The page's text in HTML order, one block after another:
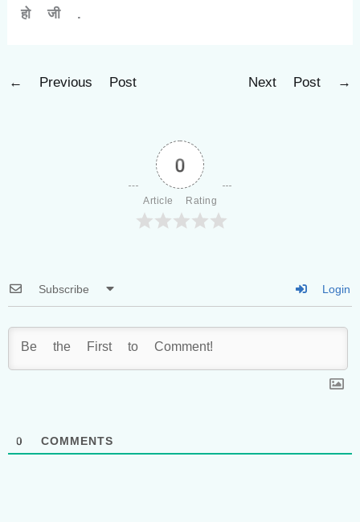
हो जी .
← Previous Post Next Post →
0
Article Rating
Subscribe Login
0 COMMENTS